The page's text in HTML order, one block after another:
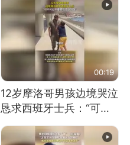
00:19
12岁摩洛哥男孩边境哭泣
恳求西班牙士兵：“可不
可以不要把我遣返回国”